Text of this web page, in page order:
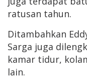
ratusan tahun.
Ditambahkan
Sarga juga
kamar tidur,
lain.